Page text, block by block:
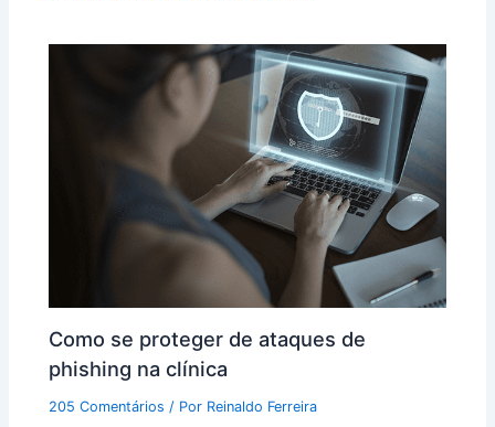
Como se proteger de ataques de
phishing na clínica
205 Comentários / Por Reinaldo Ferreira